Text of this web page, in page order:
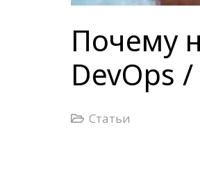
Почему
DevOps
Статьи